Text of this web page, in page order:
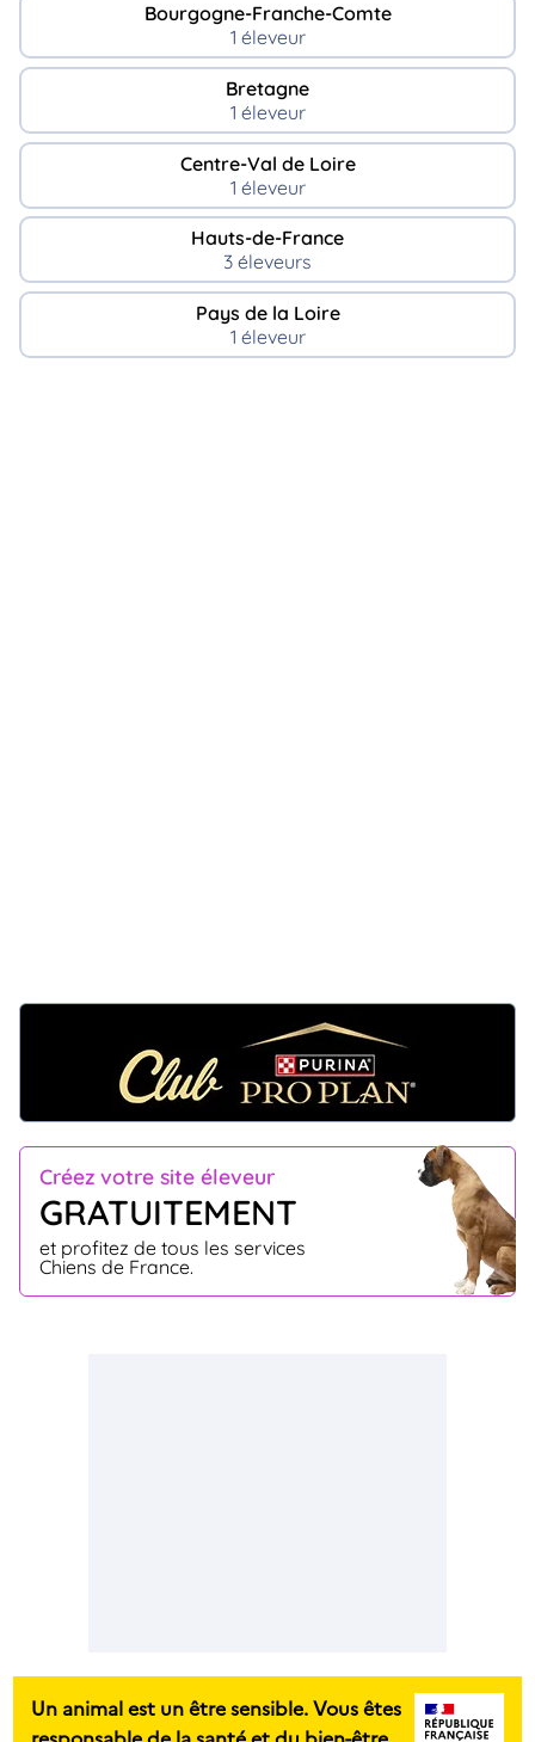
Bourgogne-Franche-Comte
1 éleveur
Bretagne
1 éleveur
Centre-Val de Loire
1 éleveur
Hauts-de-France
3 éleveurs
Pays de la Loire
1 éleveur
Créez votre site éleveur
GRATUITEMENT
et profitez de tous les services
Chiens de France.
Un animal est un être sensible. Vous êtes